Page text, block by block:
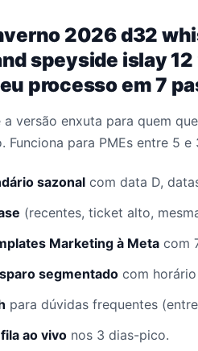
2026 d32
speyside islay
processo em 7
versão enxuta para quem
para PMEs entre 5 e
sazonal com data D,
(recentes, ticket alto,
Marketing à Meta com
segmentado com
para dúvidas frequentes
ao vivo nos 3 dias-pico.